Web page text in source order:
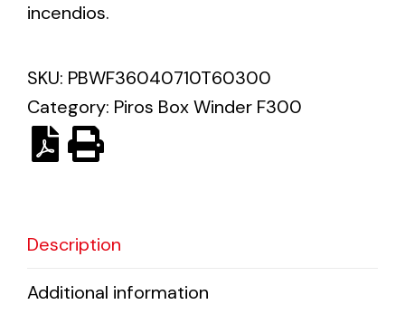
incendios.
SKU: PBWF36040710T60300
Category: Piros Box Winder F300
Description
Additional information